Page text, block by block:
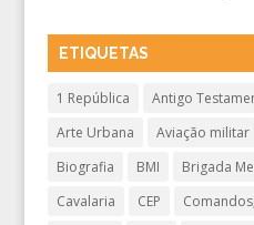
ETIQUETAS
1 República Antigo
Arte Urbana
Aviação militar
Biografia
BMI Brigada
Cavalaria
CEP